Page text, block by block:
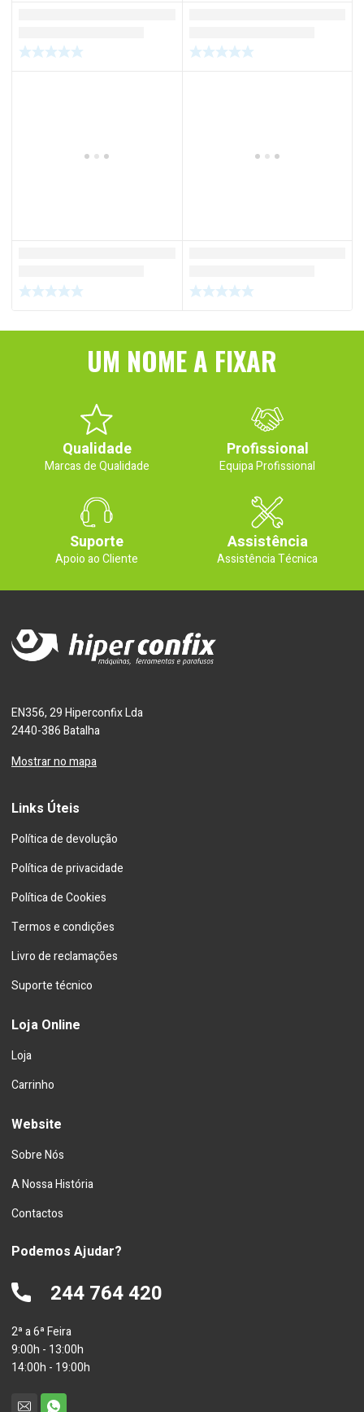
UM NOME A FIXAR
Qualidade
Marcas de Qualidade
Profissional
Equipa Profissional
Suporte
Apoio ao Cliente
Assistência
Assistência Técnica
EN356, 29 Hiperconfix Lda
2440-386 Batalha
Mostrar no mapa
Links Úteis
Política de devolução
Política de privacidade
Política de Cookies
Termos e condições
Livro de reclamações
Suporte técnico
Loja Online
Loja
Carrinho
Website
Sobre Nós
A Nossa História
Contactos
Podemos Ajudar?
244 764 420
2ª a 6ª Feira
9:00h - 13:00h
14:00h - 19:00h